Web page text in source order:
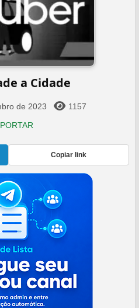
a Cidade
de 2023
1157
Copiar link